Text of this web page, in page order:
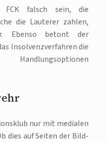
falsch sein, die
die Lauterer zahlen,
Ebenso betont der
Insolvenzverfahren die
nur mit medialen
dies auf Seiten der Bild-